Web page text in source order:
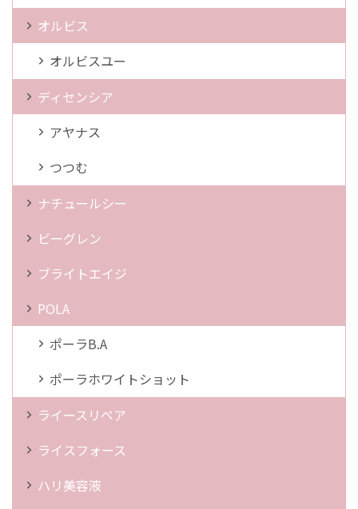
オルビス
オルビスユー
ディセンシア
アヤナス
つつむ
ナチュールシー
ビーグレン
ブライトエイジ
POLA
ポーラB.A
ポーラホワイトショット
ライースリペア
ライスフォース
ハリ美容液